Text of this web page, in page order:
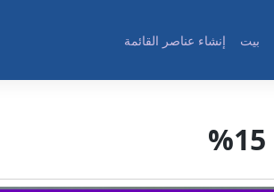
بيت إنشاء عناصر القائمة